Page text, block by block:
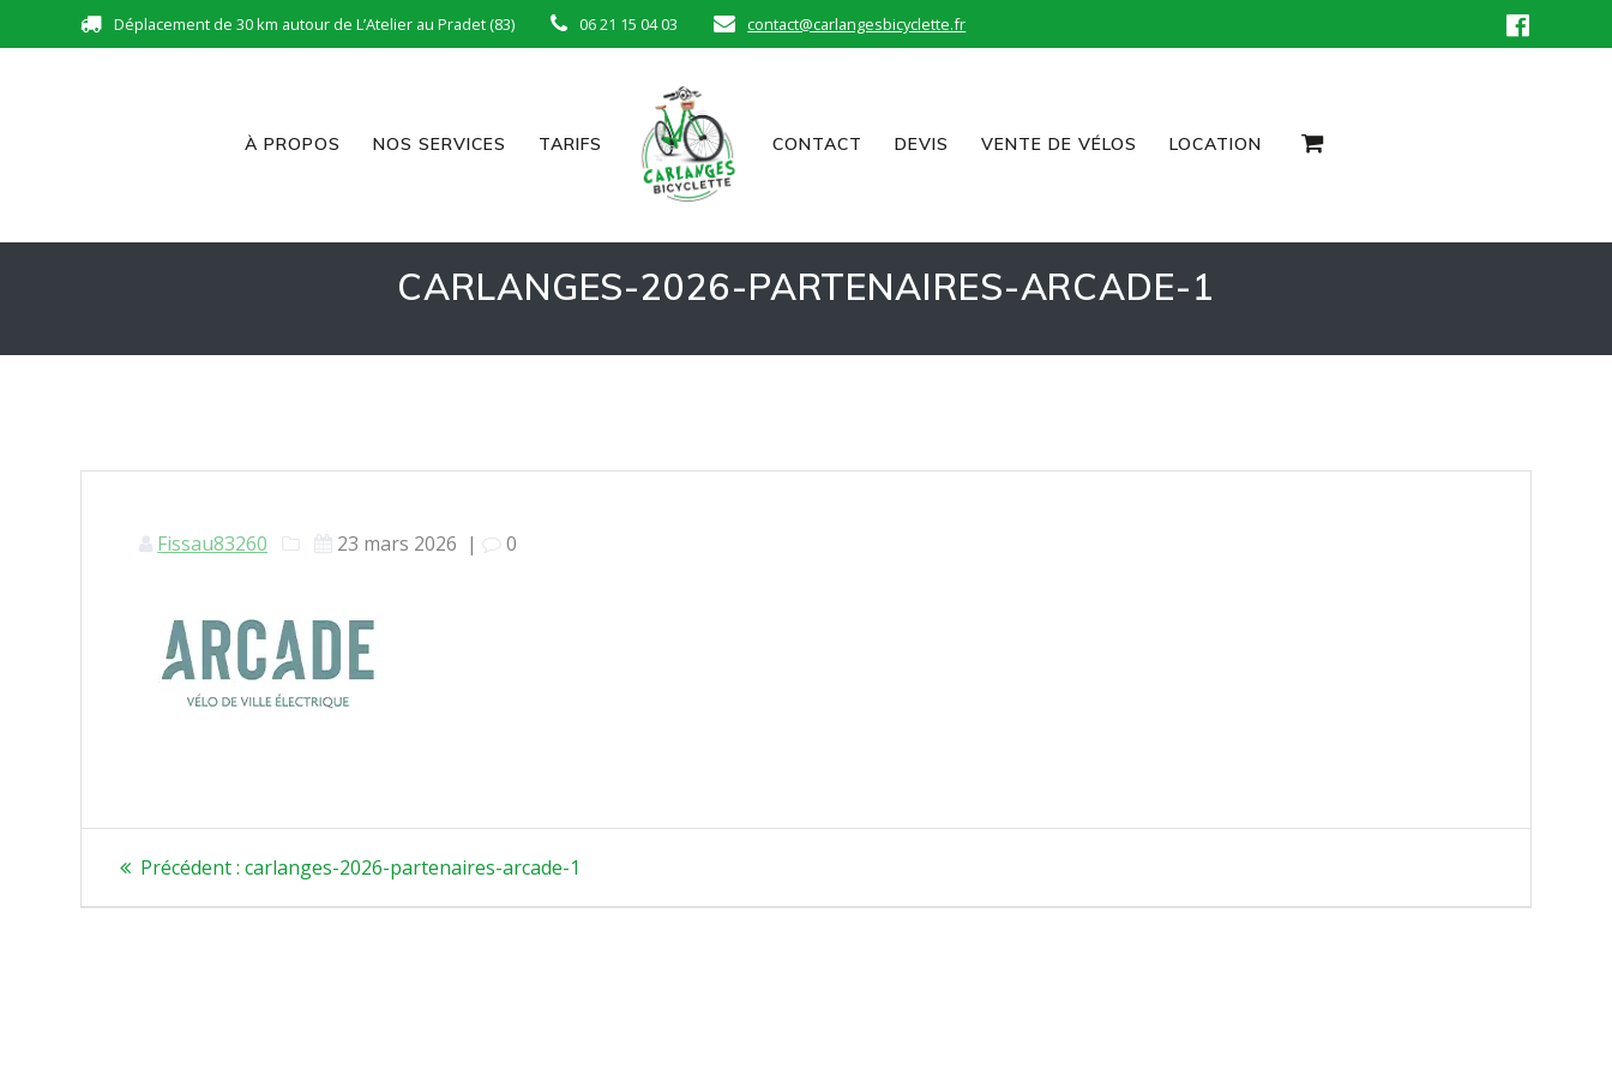
to
Déplacement de 30 km autour de L’Atelier au Pradet (83) 06 21 15 04 03 contact@carlangesbicyclette.fr
À PROPOS NOS SERVICES TARIFS CONTACT DEVIS VENTE DE VÉLOS LOCATION
CARLANGES-2026-PARTENAIRES-ARCADE-1
Fissau83260 23 mars 2026 | 0
Précédent : Article
carlanges-2026-partenaires-arcade-1